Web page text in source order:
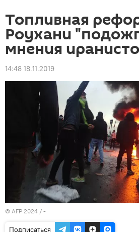
Топливная
Роухани
мнения
14:48 18.11.2019
© AFP 2024 / -
Подписаться